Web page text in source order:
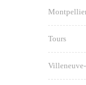
Tours